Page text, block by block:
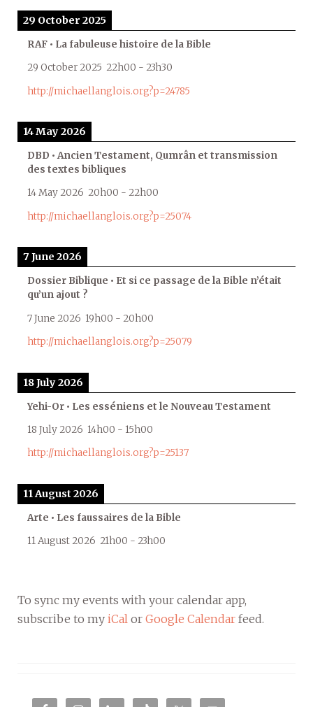
29 October 2025
RAF • La fabuleuse histoire de la Bible
29 October 2025 22h00 - 23h30
http://michaellanglois.org?p=24785
14 May 2026
DBD • Ancien Testament, Qumrân et transmission
des textes bibliques
14 May 2026 20h00 - 22h00
http://michaellanglois.org?p=25074
7 June 2026
Dossier Biblique • Et si ce passage de la Bible n’était
qu’un ajout ?
7 June 2026 19h00 - 20h00
http://michaellanglois.org?p=25079
18 July 2026
Yehi-Or • Les esséniens et le Nouveau Testament
18 July 2026 14h00 - 15h00
http://michaellanglois.org?p=25137
11 August 2026
Arte • Les faussaires de la Bible
11 August 2026 21h00 - 23h00
To sync my events with your calendar app,
subscribe to my iCal or Google Calendar feed.